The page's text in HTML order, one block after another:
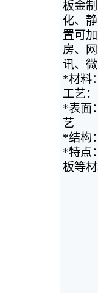
板金
化、
置可
房、
讯、
*材料
工艺
*表面
艺
*结构
*特点
板等